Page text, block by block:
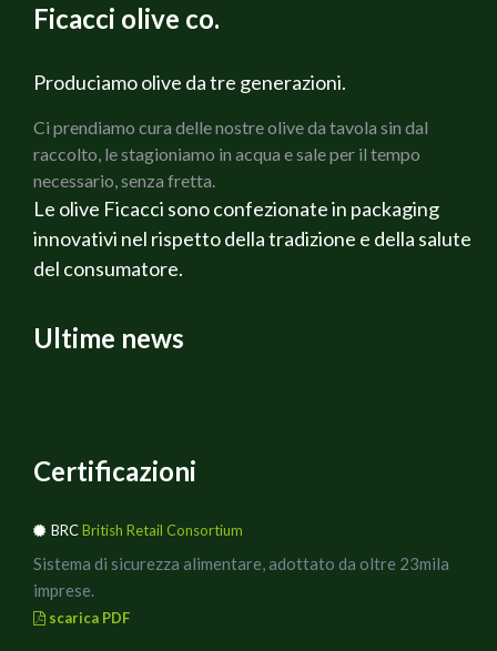
Ficacci olive co.
Produciamo olive da tre generazioni.
Ci prendiamo cura delle nostre olive da tavola sin dal
raccolto, le stagioniamo in acqua e sale per il tempo
necessario, senza fretta.
Le olive Ficacci sono confezionate in packaging
innovativi nel rispetto della tradizione e della salute
del consumatore.
Ultime news
Certificazioni
BRCBritish Retail Consortium
Sistema di sicurezza alimentare, adottato da oltre 23mila
imprese.
scarica PDF